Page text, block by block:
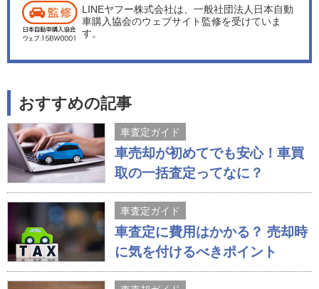
LINEヤフー株式会社は、一般社団法人日本自動
車購入協会のウェブサイト監修を受けていま
す。
おすすめの記事
車査定ガイド
車売却が初めてでも安心！車買
取の一括査定ってなに？
車査定ガイド
車査定に費用はかかる？ 売却時
に気を付けるべきポイント